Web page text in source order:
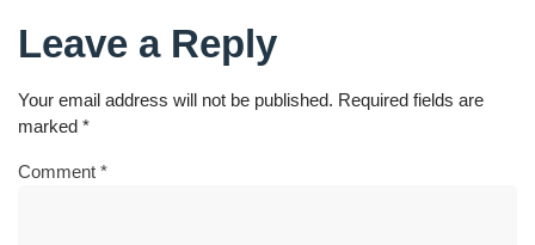
Leave a Reply
Your email address will not be published. Required fields are
marked *
Comment *